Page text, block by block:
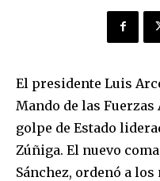
El presidente Luis
Mando de las
golpe de Estado
Zúñiga. El nuevo
Sánchez, ordenó a